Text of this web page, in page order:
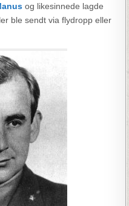
og likesinnede lagde
ble sendt via flydropp eller